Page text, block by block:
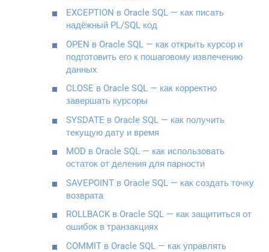
EXCEPTION в Oracle SQL — как писать
надёжный PL/SQL код
OPEN в Oracle SQL — как открыть курсор и
подготовить его к пошаговому извлечению
данных
CLOSE в Oracle SQL — как корректно
завершать курсоры
SYSDATE в Oracle SQL — как получить
текущую дату и время
MOD в Oracle SQL — как использовать
остаток от деления для парности
SAVEPOINT в Oracle SQL — как создать точку
возврата
ROLLBACK в Oracle SQL — как защититься от
ошибок в транзакциях
COMMIT в Oracle SQL — как управлять